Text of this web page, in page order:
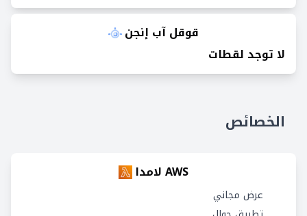
قوقل آب إنجن
لا توجد لقطات
الخصائص
AWS لامدا
عرض مجاني